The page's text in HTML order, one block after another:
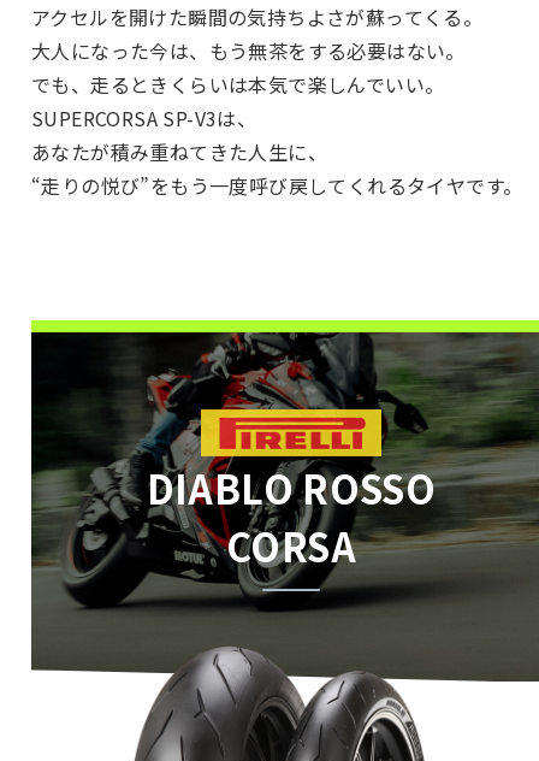
アクセルを開けた瞬間の気持ちよさが蘇ってくる。
大人になった今は、もう無茶をする必要はない。
でも、走るときくらいは本気で楽しんでいい。
SUPERCORSA SP-V3は、
あなたが積み重ねてきた人生に、
“走りの悦び”をもう一度呼び戻してくれるタイヤです。
DIABLO ROSSO
CORSA